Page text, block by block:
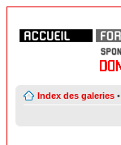
Index des galeries •